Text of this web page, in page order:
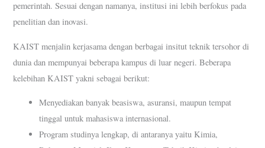
pemerintah. Sesuai dengan namanya, institusi ini lebih berfokus pada
penelitian dan inovasi.
KAIST menjalin kerjasama dengan berbagai insitut teknik tersohor di
dunia dan mempunyai beberapa kampus di luar negeri. Beberapa
kelebihan KAIST yakni sebagai berikut:
Menyediakan banyak beasiswa, asuransi, maupun tempat
tinggal untuk mahasiswa internasional.
Program studinya lengkap, di antaranya yaitu Kimia,